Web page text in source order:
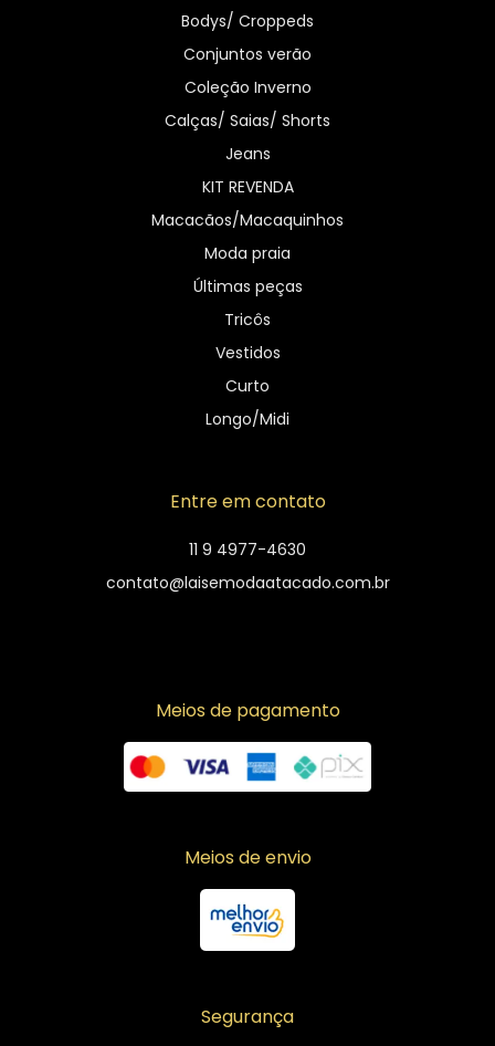
Bodys/ Croppeds
Conjuntos verão
Coleção Inverno
Calças/ Saias/ Shorts
Jeans
KIT REVENDA
Macacãos/Macaquinhos
Moda praia
Últimas peças
Tricôs
Vestidos
Curto
Longo/Midi
Entre em contato
11 9 4977-4630
contato@laisemodaatacado.com.br
Meios de pagamento
Meios de envio
Segurança